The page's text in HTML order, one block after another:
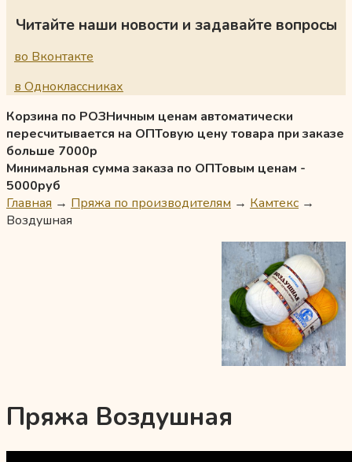
Читайте наши новости и задавайте вопросы
во Вконтакте
в Одноклассниках
Корзина по РОЗНичным ценам автоматически
пересчитывается на ОПТовую цену товара при заказе
больше 7000р
Минимальная сумма заказа по ОПТовым ценам -
5000руб
Главная → Пряжа по производителям → Камтекс →
Воздушная
Пряжа Воздушная